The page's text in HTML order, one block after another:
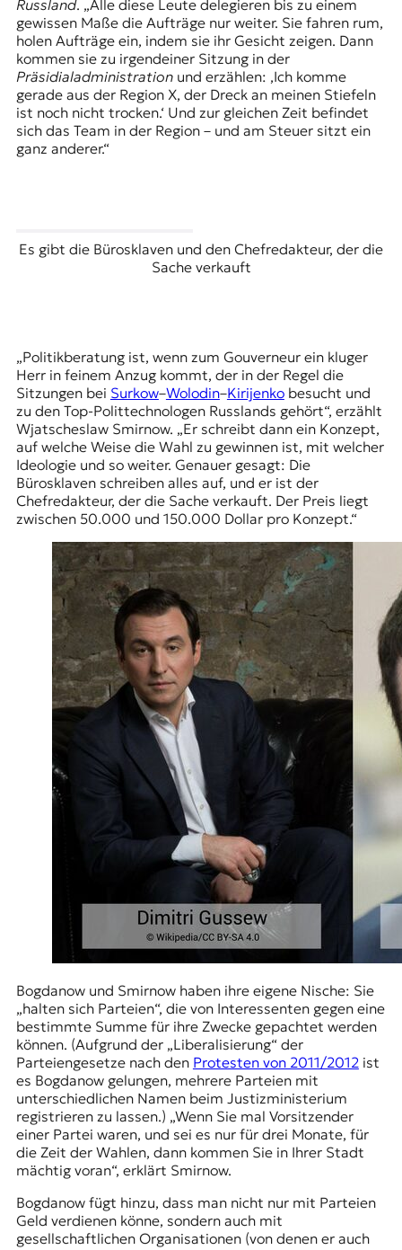
Russland. „Alle diese Leute delegieren bis zu einem
gewissen Maße die Aufträge nur weiter. Sie fahren rum,
holen Aufträge ein, indem sie ihr Gesicht zeigen. Dann
kommen sie zu irgendeiner Sitzung in der
Präsidialadministration und erzählen: ‚Ich komme
gerade aus der Region X, der Dreck an meinen Stiefeln
ist noch nicht trocken.‘ Und zur gleichen Zeit befindet
sich das Team in der Region – und am Steuer sitzt ein
ganz anderer.“
Es gibt die Bürosklaven und den Chefredakteur, der die
Sache verkauft
„Politikberatung ist, wenn zum Gouverneur ein kluger
Herr in feinem Anzug kommt, der in der Regel die
Sitzungen bei Surkow–Wolodin–Kirijenkobesucht und
zu den Top-Polittechnologen Russlands gehört“, erzählt
Wjatscheslaw Smirnow. „Er schreibt dann ein Konzept,
auf welche Weise die Wahl zu gewinnen ist, mit welcher
Ideologie und so weiter. Genauer gesagt: Die
Bürosklaven schreiben alles auf, und er ist der
Chefredakteur, der die Sache verkauft. Der Preis liegt
zwischen 50.000 und 150.000 Dollar pro Konzept.“
Bogdanow und Smirnow haben ihre eigene Nische: Sie
„halten sich Parteien“, die von Interessenten gegen eine
bestimmte Summe für ihre Zwecke gepachtet werden
können. (Aufgrund der „Liberalisierung“ der
Parteiengesetzenach den Protesten von 2011/2012 ist
es Bogdanow gelungen, mehrere Parteien mit
unterschiedlichen Namen beim Justizministerium
registrieren zu lassen.) „Wenn Sie mal Vorsitzender
einer Partei waren, und sei es nur für drei Monate, für
die Zeit der Wahlen, dann kommen Sie in Ihrer Stadt
mächtig voran“, erklärt Smirnow.
Bogdanow fügt hinzu, dass man nicht nur mit Parteien
Geld verdienen könne, sondern auch mit
gesellschaftlichen Organisationen (von denen er auch